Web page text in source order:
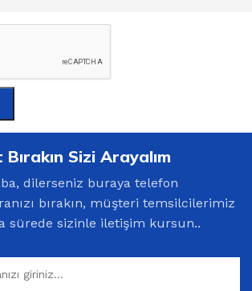
Bırakın Sizi Arayalım
dilerseniz buraya telefon
bırakın, müşteri temsilcilerimiz
sürede sizinle iletişim kursun..